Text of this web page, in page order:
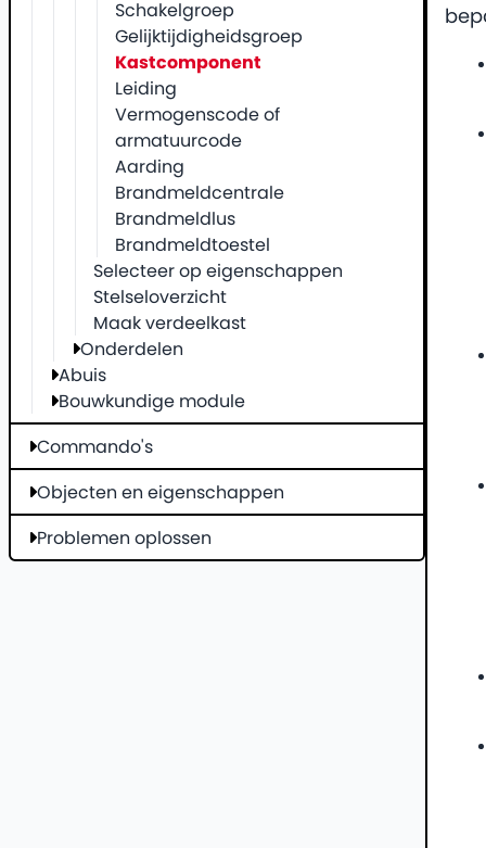
Schakelgroep
Gelijktijdigheidsgroep
Kastcomponent
Leiding
Vermogenscode of
armatuurcode
Aarding
Brandmeldcentrale
Brandmeldlus
Brandmeldtoestel
Selecteer op eigenschappen
Stelseloverzicht
Maak verdeelkast
Onderdelen
Abuis
Bouwkundige module
Commando's
Objecten en eigenschappen
Problemen oplossen